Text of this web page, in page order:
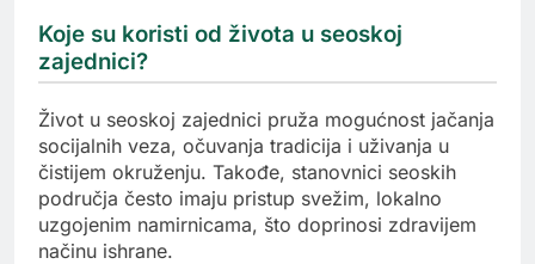
Koje su koristi od života u seoskoj
zajednici?
Život u seoskoj zajednici pruža mogućnost jačanja
socijalnih veza, očuvanja tradicija i uživanja u
čistijem okruženju. Takođe, stanovnici seoskih
područja često imaju pristup svežim, lokalno
uzgojenim namirnicama, što doprinosi zdravijem
načinu ishrane.